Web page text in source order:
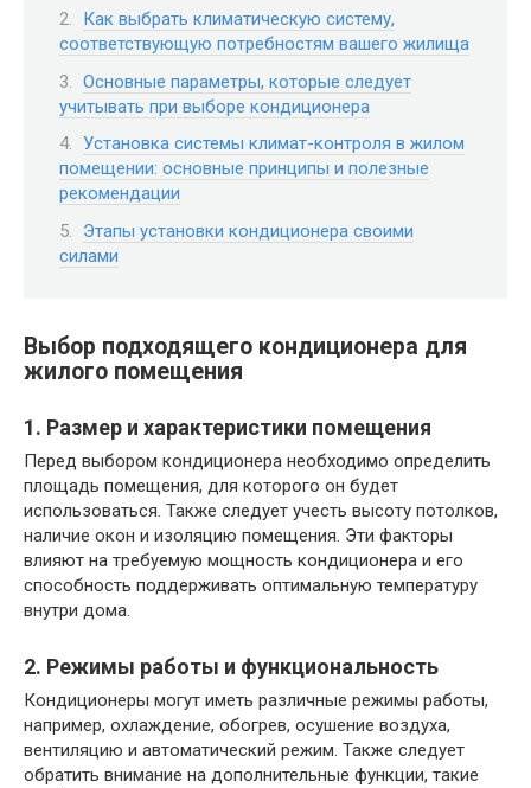
Как выбрать климатическую систему,
соответствующую потребностям вашего жилища
Основные параметры, которые следует
учитывать при выборе кондиционера
Установка системы климат-контроля в жилом
помещении: основные принципы и полезные
рекомендации
Этапы установки кондиционера своими
силами
Выбор подходящего кондиционера для
жилого помещения
1. Размер и характеристики помещения
Перед выбором кондиционера необходимо определить
площадь помещения, для которого он будет
использоваться. Также следует учесть высоту потолков,
наличие окон и изоляцию помещения. Эти факторы
влияют на требуемую мощность кондиционера и его
способность поддерживать оптимальную температуру
внутри дома.
2. Режимы работы и функциональность
Кондиционеры могут иметь различные режимы работы,
например, охлаждение, обогрев, осушение воздуха,
вентиляцию и автоматический режим. Также следует
обратить внимание на дополнительные функции, такие